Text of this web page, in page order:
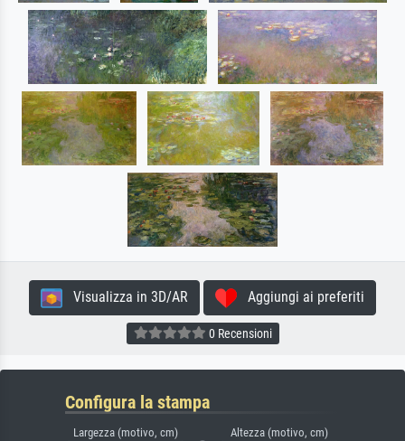
Visualizza in 3D/AR Aggiungi ai preferiti
0 Recensioni
Configura la stampa
Largezza (motivo, cm) Altezza (motivo, cm)